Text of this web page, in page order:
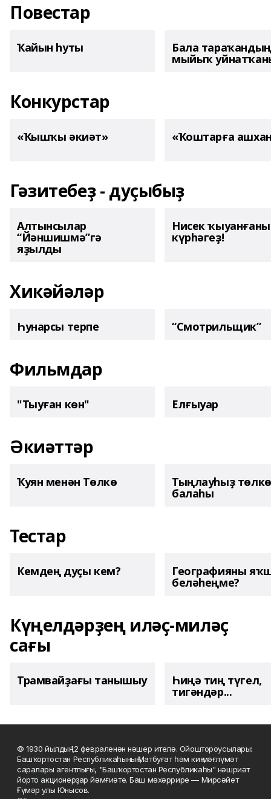
Повестар
Ҡайын һуты Бала тараҡандың
мыйыҡ
Конкурстар
«Ҡышҡы әкиәт» «Ҡоштарға
Гәзитебеҙ - дуҫыбыҙ
Алтынсылар
“Йәншишмә”гә
яҙылды
Нисек
күрһәгеҙ!
Хикәйәләр
Һунарсы терпе “Смотрильщик”
Фильмдар
"Тыуған көн" Елғыуар
Әкиәттәр
Ҡуян менән Төлкө Тыңлауһыҙ төлкө
балаһы
Тестар
Кемдең дуҫы кем? Географияны
беләһеңме?
Күңелдәрҙең иләҫ-миләҫ
сағы
Трамвайҙағы танышыу Һиңә тиң түгел,
тигәндәр...
© 1930 йылдың 12 февраленән нәшер ителә. Ойоштороусылары:
Башҡортостан Республикаһының Матбуғат һәм киң мәғлүмәт
саралары агентлығы, "Башҡортостан Республикаһы" нәшриәт
йорто акционерҙар йәмғиәте. Баш мөхәррире — Мирсәйет
Ғүмәр улы Юнысов.